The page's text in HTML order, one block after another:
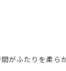
がふたりを柔ら